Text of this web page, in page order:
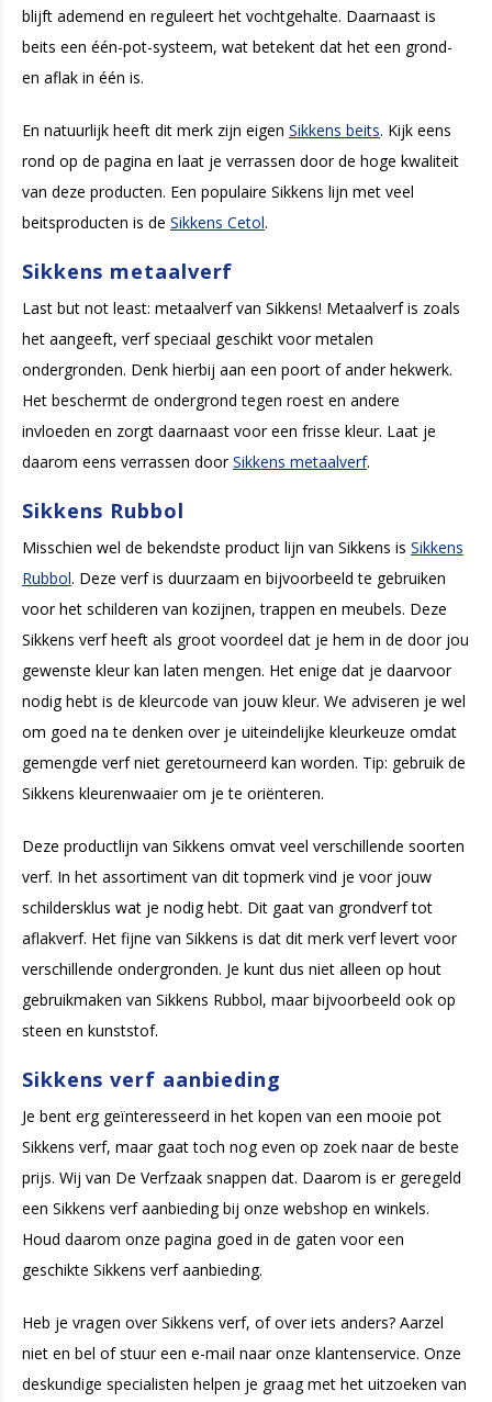
blijft ademend en reguleert het vochtgehalte. Daarnaast is
beits een één-pot-systeem, wat betekent dat het een grond-
en aflak in één is.
En natuurlijk heeft dit merk zijn eigen Sikkens beits. Kijk eens
rond op de pagina en laat je verrassen door de hoge kwaliteit
van deze producten. Een populaire Sikkens lijn met veel
beitsproducten is de Sikkens Cetol.
Sikkens metaalverf
Last but not least: metaalverf van Sikkens! Metaalverf is zoals
het aangeeft, verf speciaal geschikt voor metalen
ondergronden. Denk hierbij aan een poort of ander hekwerk.
Het beschermt de ondergrond tegen roest en andere
invloeden en zorgt daarnaast voor een frisse kleur. Laat je
daarom eens verrassen doorSikkens metaalverf.
Sikkens Rubbol
Misschien wel de bekendste product lijn van Sikkens is Sikkens
Rubbol. Deze verf is duurzaam en bijvoorbeeld te gebruiken
voor het schilderen van kozijnen, trappen en meubels. Deze
Sikkens verf heeft als groot voordeel dat je hem in de door jou
gewenste kleur kan laten mengen. Het enige dat je daarvoor
nodig hebt is de kleurcode van jouw kleur. We adviseren je wel
om goed na te denken over je uiteindelijke kleurkeuze omdat
gemengde verf niet geretourneerd kan worden. Tip: gebruik de
Sikkens kleurenwaaier om je te oriënteren.
Deze productlijn van Sikkens omvat veel verschillende soorten
verf. In het assortiment van dit topmerk vind je voor jouw
schildersklus wat je nodig hebt. Dit gaat van grondverf tot
aflakverf. Het fijne van Sikkens is dat dit merk verf levert voor
verschillende ondergronden. Je kunt dus niet alleen op hout
gebruikmaken van Sikkens Rubbol, maar bijvoorbeeld ook op
steen en kunststof.
Sikkens verf aanbieding
Je bent erg geïnteresseerd in het kopen van een mooie pot
Sikkens verf, maar gaat toch nog even op zoek naar de beste
prijs. Wij van De Verfzaak snappen dat. Daarom is er geregeld
een Sikkens verf aanbieding bij onze webshop en winkels.
Houd daarom onze pagina goed in de gaten voor een
geschikte Sikkens verf aanbieding.
Heb je vragen over Sikkens verf, of over iets anders? Aarzel
niet en bel of stuur een e-mail naar onze klantenservice. Onze
deskundige specialisten helpen je graag met het uitzoeken van